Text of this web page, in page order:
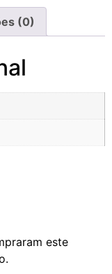
(0)
este